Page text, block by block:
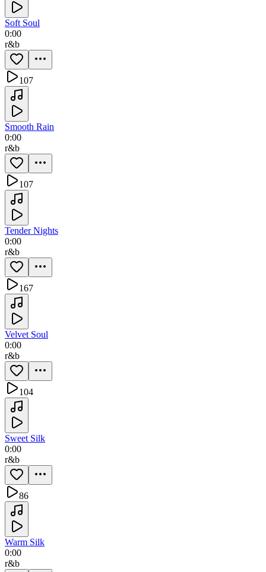
Soft Soul
0:00
r&b
107
Smooth Rain
0:00
r&b
107
Tender Nights
0:00
r&b
167
Velvet Soul
0:00
r&b
104
Sweet Silk
0:00
r&b
86
Warm Silk
0:00
r&b